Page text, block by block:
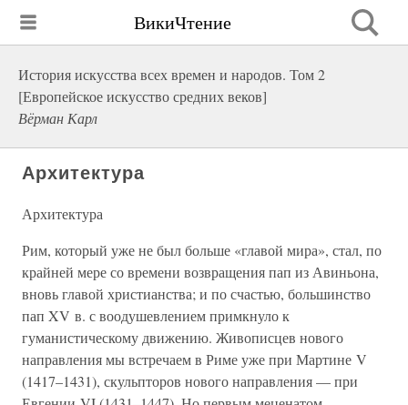
ВикиЧтение
История искусства всех времен и народов. Том 2
[Европейское искусство средних веков]
Вёрман Карл
Архитектура
Архитектура
Рим, который уже не был больше «главой мира», стал, по
крайней мере со времени возвращения пап из Авиньона,
вновь главой христианства; и по счастью, большинство
пап XV в. с воодушевлением примкнуло к
гуманистическому движению. Живописцев нового
направления мы встречаем в Риме уже при Мартине V
(1417–1431), скульпторов нового направления — при